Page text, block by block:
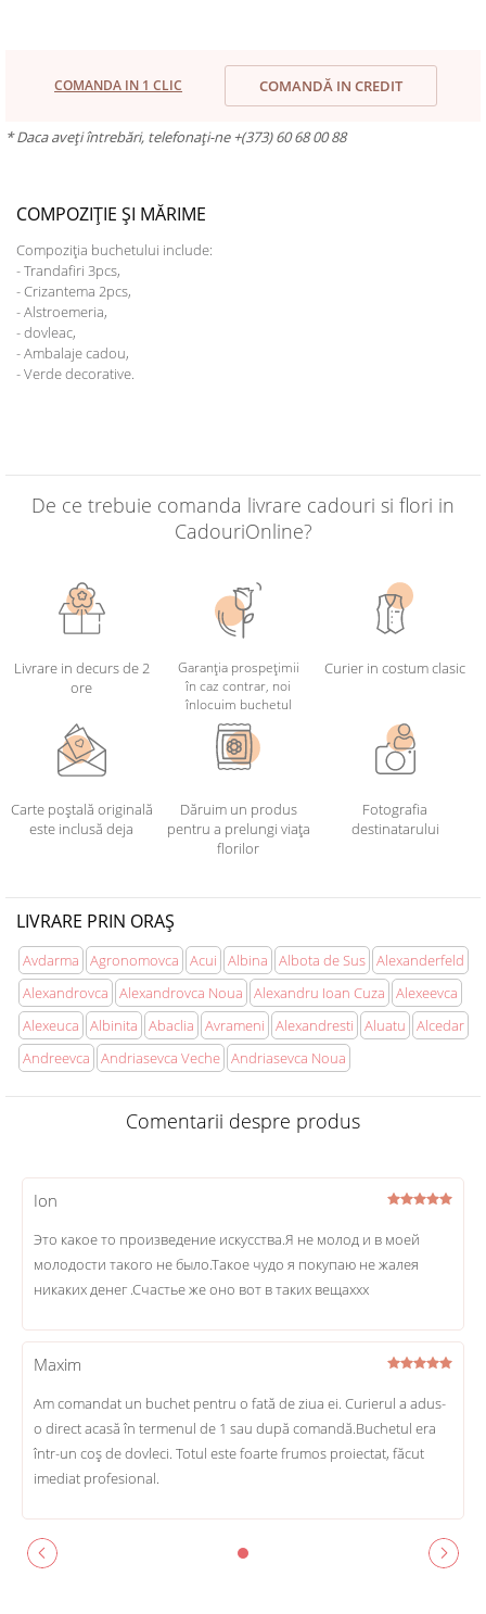
COMANDA IN 1 CLIC COMANDĂ IN CREDIT
* Daca aveți întrebări, telefonați-ne +(373) 60 68 00 88
COMPOZIȚIE ȘI MĂRIME
Compoziția buchetului include:
- Trandafiri 3pcs,
- Crizantema 2pcs,
- Alstroemeria,
- dovleac,
- Ambalaje cadou,
- Verde decorative.
De ce trebuie comanda livrare cadouri si flori in
CadouriOnline?
Livrare in decurs de 2
ore
Garanția prospețimii
în caz contrar, noi
înlocuim buchetul
Curier in costum clasic
Carte poștală originală
este inclusă deja
Dăruim un produs
pentru a prelungi viața
florilor
Fotografia
destinatarului
LIVRARE PRIN ORAȘ
Avdarma Agronomovca Acui Albina Albota de Sus Alexanderfeld
Alexandrovca
Alexandrovca Noua Alexandru Ioan Cuza
Alexeevca
Alexeuca
Albinita Abaclia Avrameni Alexandresti Aluatu
Alcedar
Andreevca
Andriasevca Veche Andriasevca Noua
Comentarii despre produs
Ion
Это какое то произведение искусства.Я не молод и в моей
молодости такого не было.Такое чудо я покупаю не жалея
никаких денег .Счастье же оно вот в таких вещаххх
Maxim
Am comandat un buchet pentru o fată de ziua ei. Curierul a adus-
o direct acasă în termenul de 1 sau după comandă.Buchetul era
într-un coș de dovleci. Totul este foarte frumos proiectat, făcut
imediat profesional.